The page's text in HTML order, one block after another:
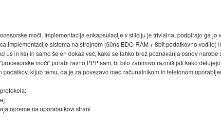
moči. Implementacija enkapsulacije v siliciju je trivialna, podpirajo ga jo
implementacije sistema na strojnem (60ns EDO RAM + 8bit podatkovno vodilo)
us in ks) in samo še en dokaz več, kako se lahko brez poznavanja osnov
moči" porabi ravno PPP sam, bi bilo zanimivo razmišljati kako
kljub temu, da je za povezavo med računalnikom in telefonom
opreme na uporabnikovi strani